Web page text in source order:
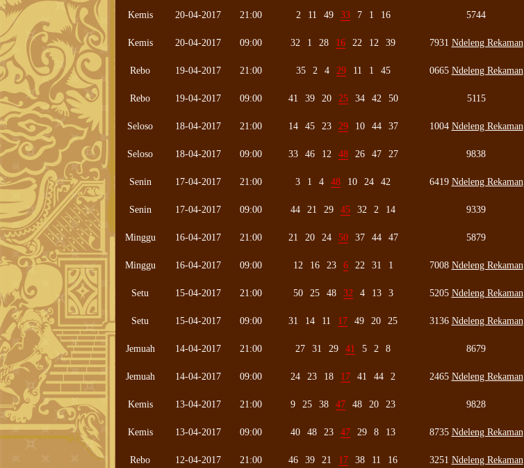
Kemis 20-04-2017 21:00 2 11 49 33 7 1 16 5744
Kemis 20-04-2017 09:00 32 1 28 16 22 12 39 7931 Ndeleng Rekaman
Rebo 19-04-2017 21:00 35 2 4 29 11 1 45 0665 Ndeleng Rekaman
Rebo 19-04-2017 09:00 41 39 20 25 34 42 50 5115
Seloso 18-04-2017 21:00 14 45 23 29 10 44 37 1004 Ndeleng Rekaman
Seloso 18-04-2017 09:00 33 46 12 48 26 47 27 9838
Senin 17-04-2017 21:00 3 1 4 48 10 24 42 6419 Ndeleng Rekaman
Senin 17-04-2017 09:00 44 21 29 45 32 2 14 9339
Minggu 16-04-2017 21:00 21 20 24 50 37 44 47 5879
Minggu 16-04-2017 09:00 12 16 23 6 22 31 1 7008 Ndeleng Rekaman
Setu 15-04-2017 21:00 50 25 48 32 4 13 3 5205 Ndeleng Rekaman
Setu 15-04-2017 09:00 31 14 11 17 49 20 25 3136 Ndeleng Rekaman
Jemuah 14-04-2017 21:00 27 31 29 41 5 2 8 8679
Jemuah 14-04-2017 09:00 24 23 18 17 41 44 2 2465 Ndeleng Rekaman
Kemis 13-04-2017 21:00 9 25 38 47 48 20 23 9828
Kemis 13-04-2017 09:00 40 48 23 47 29 8 13 8735 Ndeleng Rekaman
Rebo 12-04-2017 21:00 46 39 21 17 38 11 16 3251 Ndeleng Rekaman